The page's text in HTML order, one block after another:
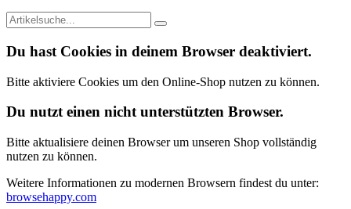
Du hast Cookies in deinem Browser deaktiviert.
Bitte aktiviere Cookies um den Online-Shop nutzen zu können.
Du nutzt einen nicht unterstützten Browser.
Bitte aktualisiere deinen Browser um unseren Shop vollständig
nutzen zu können.
Weitere Informationen zu modernen Browsern findest du unter:
browsehappy.com